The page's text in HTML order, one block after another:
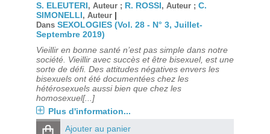
S. ELEUTERI, Auteur ; R. ROSSI, Auteur ; C.
SIMONELLI, Auteur |
Dans SEXOLOGIES (Vol. 28 - N° 3, Juillet-
Septembre 2019)
Vieillir en bonne santé n’est pas simple dans notre
société. Vieillir avec succès et être bisexuel, est une
sorte de défi. Des attitudes négatives envers les
bisexuels ont été documentées chez les
hétérosexuels aussi bien que chez les
homosexuel[...]
Plus d'information...
Ajouter au panier